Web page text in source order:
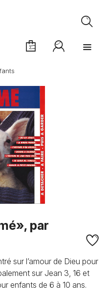
par
sur l’amour de Dieu pour
sur Jean 3, 16 et
enfants de 6 à 10 ans.